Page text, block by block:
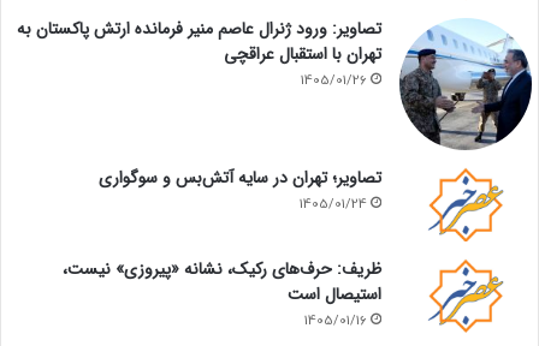
تصاویر: ورود ژنرال عاصم منیر فرمانده ارتش پاکستان به
تهران با استقبال عراقچی
1405/01/26
تصاویر؛ تهران در سایه آتش‌بس و سوگواری
1405/01/24
ظریف: حرف‌های رکیک، نشانه «پیروزی» نیست،
استیصال است
1405/01/16